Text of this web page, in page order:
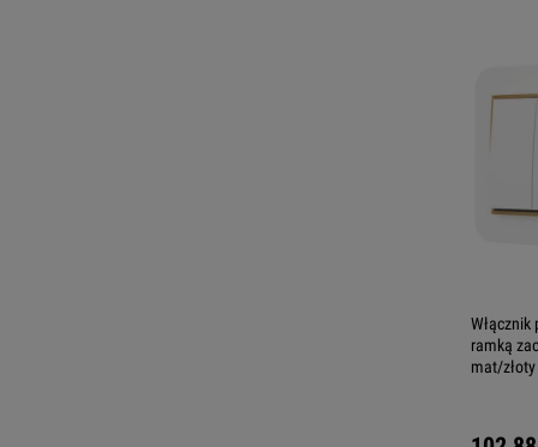
ramką
mat/złoty